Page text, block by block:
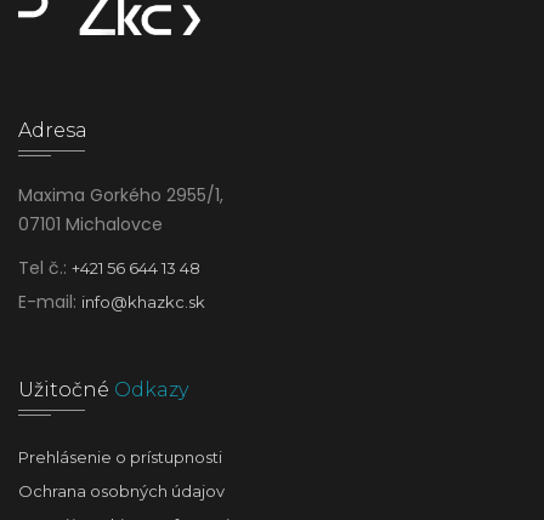
Adresa
Maxima Gorkého 2955/1,
07101 Michalovce
Tel č.: +421 56 644 13 48
E-mail: info@khazkc.sk
Užitočné Odkazy
Prehlásenie o prístupnosti
Ochrana osobných údajov